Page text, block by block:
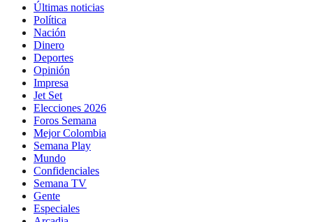
Últimas noticias
Política
Nación
Dinero
Deportes
Opinión
Impresa
Jet Set
Elecciones 2026
Foros Semana
Mejor Colombia
Semana Play
Mundo
Confidenciales
Semana TV
Gente
Especiales